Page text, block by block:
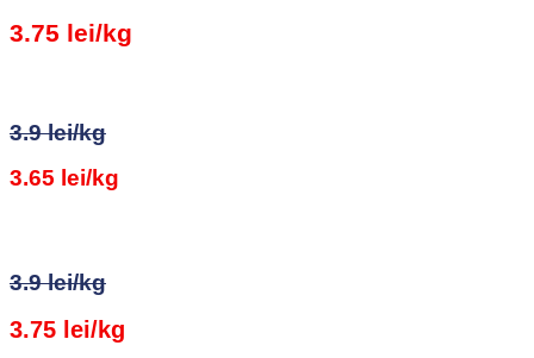
3.75 lei/kg
3.9 lei/kg
3.65 lei/kg
3.9 lei/kg
3.75 lei/kg